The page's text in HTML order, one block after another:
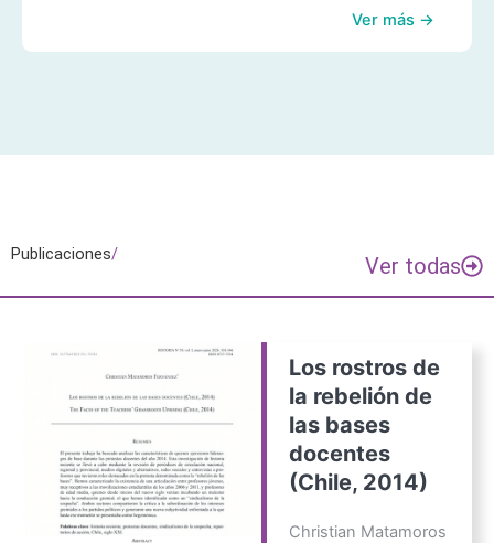
Ver más →
Publicaciones/ Ver todas
Los rostros de
la rebelión de
las bases
docentes
(Chile, 2014)
Christian Matamoros